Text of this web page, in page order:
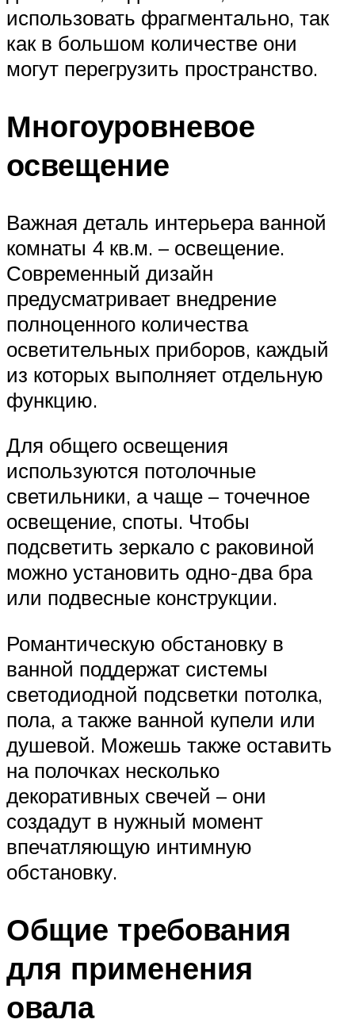
использовать фрагментально, так
как в большом количестве они
могут перегрузить пространство.
Многоуровневое
освещение
Важная деталь интерьера ванной
комнаты 4 кв.м. – освещение.
Современный дизайн
предусматривает внедрение
полноценного количества
осветительных приборов, каждый
из которых выполняет отдельную
функцию.
Для общего освещения
используются потолочные
светильники, а чаще – точечное
освещение, споты. Чтобы
подсветить зеркало с раковиной
можно установить одно-два бра
или подвесные конструкции.
Романтическую обстановку в
ванной поддержат системы
светодиодной подсветки потолка,
пола, а также ванной купели или
душевой. Можешь также оставить
на полочках несколько
декоративных свечей – они
создадут в нужный момент
впечатляющую интимную
обстановку.
Общие требования
для применения
овала